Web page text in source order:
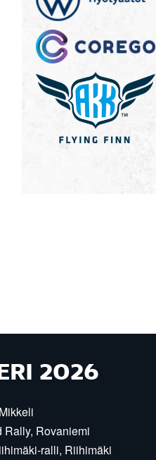
2026
Rovaniemi
ralli, Riihimäki